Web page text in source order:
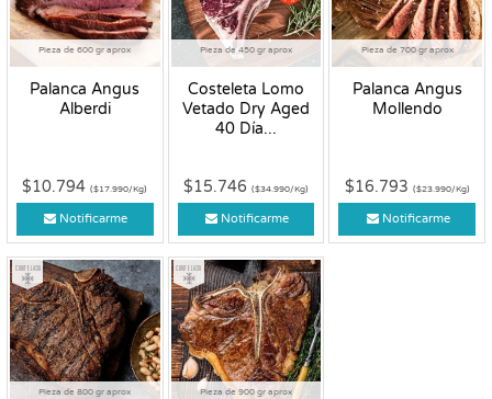
Pieza de 600 gr aprox
Palanca Angus
Alberdi
$10.794($17.990/Kg)
Notificarme
Pieza de 450 gr aprox
Costeleta Lomo
Vetado Dry Aged
40 Día...
$15.746 ($34.990/Kg)
Notificarme
Pieza de 700 gr aprox
Palanca Angus
Mollendo
$16.793 ($23.990/Kg)
Notificarme
Pieza de 800 gr aprox
Congelado
Pieza de 900 gr aprox
Congelado